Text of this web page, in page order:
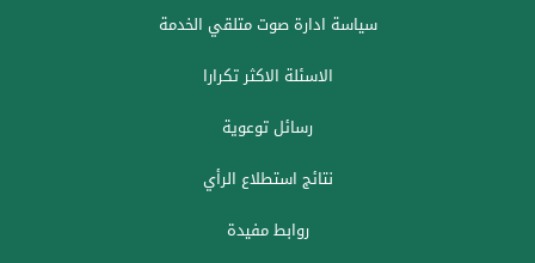
سياسة ادارة صوت متلقي الخدمة
الاسئلة الاكثر تكرارا
رسائل توعوية
نتائج استطلاع الرأي
روابط مفيدة